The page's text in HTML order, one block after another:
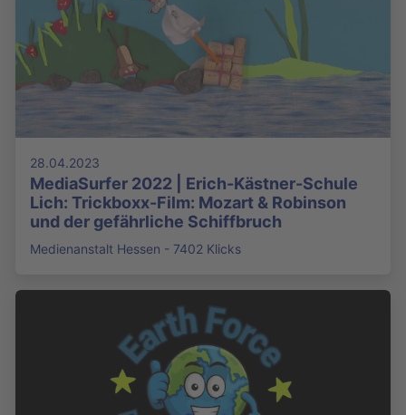
28.04.2023
MediaSurfer 2022 | Erich-Kästner-Schule
Lich: Trickboxx-Film: Mozart & Robinson
und der gefährliche Schiffbruch
Medienanstalt Hessen - 7402 Klicks